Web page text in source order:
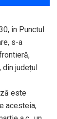
în Punctul
s-a
județul
este
acesteia,